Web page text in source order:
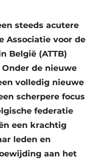
steeds acutere
Associatie voor de
België (ATTB)
de nieuwe
volledig nieuwe
scherpere focus
federatie
een krachtig
leden en
aan het